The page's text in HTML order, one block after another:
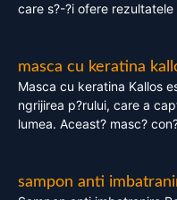
care s?-?i ofere rezultatele
masca cu keratina
Masca cu keratina Kallos
ngrijirea p?rului, care a
lumea. Aceast? masc?
sampon anti